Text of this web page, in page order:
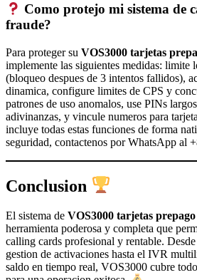
Como protejo mi sistema de
fraude?
Para proteger su VOS3000 tarjetas
implemente las siguientes medidas: limite
(bloqueo despues de 3 intentos fallidos),
dinamica, configure limites de CPS y
patrones de uso anomalos, use PINs
adivinanzas, y vincule numeros para
incluye todas estas funciones de forma
seguridad, contactenos por WhatsApp al
Conclusion
El sistema de VOS3000 tarjetas prepago
herramienta poderosa y completa que
calling cards profesional y rentable.
gestion de activaciones hasta el IVR
saldo en tiempo real, VOS3000 cubre